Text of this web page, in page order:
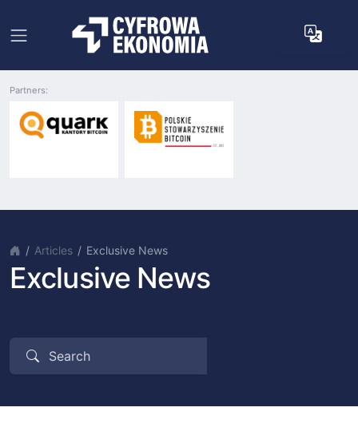
Partners:
Articles Exclusive News
Exclusive News